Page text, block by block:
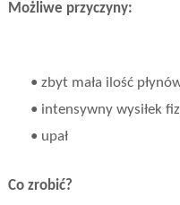
Możliwe przyczyny:
• zbyt mała ilość
• intensywny wysiłek
• upał
Co zrobić?